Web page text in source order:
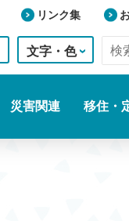
リンク集
文字・色
災害関連 移住・